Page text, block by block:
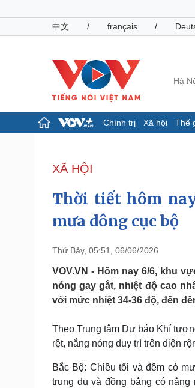
中文
/ français /
Hà
Chính trị Xã hội Thế
Đảng
Tổ chức nhân sự
Nhận diện sự thật
Dấu
Việc
Biển
Pháp luật
Tin nóng
Tư vấn luật
Việt
Sức khỏe
Dinh dưỡng - món ngon
Cây thuốc
Sản phụ khoa
Đời
Nhà
Blog
Tình
XÃ HỘI
Thời tiết hôm
mưa dông cục bộ
Thứ Bảy, 05:51, 06/06/2026
VOV.VN - Hôm nay 6/6, khu
nóng gay gắt, nhiệt độ cao
với mức nhiệt 34-36 độ, đến
Theo Trung tâm Dự báo Khí
rệt, nắng nóng duy trì trên diện
Bắc Bộ: Chiều tối và đêm có
trung du và đồng bằng có